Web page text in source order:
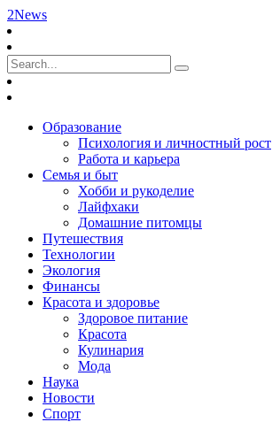
2News
Образование
Психология и личностный рост
Работа и карьера
Семья и быт
Хобби и рукоделие
Лайфхаки
Домашние питомцы
Путешествия
Технологии
Экология
Финансы
Красота и здоровье
Здоровое питание
Красота
Кулинария
Мода
Наука
Новости
Спорт